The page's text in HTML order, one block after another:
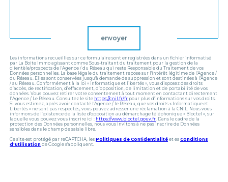
envoyer
Les informations recueillies sur ce formulaire sont enregistrées dans un fichier informatisé
par La Boite Immo agissant comme Sous-traitant du traitement pour la gestion de la
clientèle/prospects de l'Agence / du Réseau qui reste Responsable du Traitement de vos
Données personnelles. La base légale du traitement repose sur l'intérêt légitime de l'Agence /
du Réseau. Elles sont conservées jusqu'à demande de suppression et sont destinées à l'Agence
/ au Réseau. Conformément à la loi « informatique et libertés », vous disposez des droits
d’accès, de rectification, d’effacement, d’opposition, de limitation et de portabilité de vos
données. Vous pouvez retirer votre consentement à tout moment en contactant directement
l’Agence / Le Réseau. Consultez le site https://cnil.fr/fr pour plus d’informations sur vos droits.
Si vous estimez, après avoir contacté l'Agence / le Réseau, que vos droits « Informatique et
Libertés » ne sont pas respectés, vous pouvez adresser une réclamation à la CNIL. Nous vous
informons de l’existence de la liste d'opposition au démarchage téléphonique « Bloctel », sur
laquelle vous pouvez vous inscrire ici : https://www.bloctel.gouv.fr . Dans le cadre de la
protection des Données personnelles, nous vous invitons à ne pas inscrire de Données
sensibles dans le champ de saisie libre.
Ce site est protégé par reCAPTCHA, les Politiques de Confidentialité et es Conditions
d'utilisation de Google s'appliquent.